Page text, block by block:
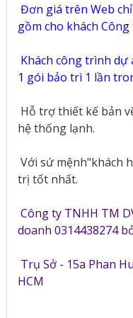
Đơn giá trên Web
gồm cho khách
Khách công trình
1 gói bảo trì 1 lần
Hỗ trợ thiết kế bản
hệ thống lạnh.
Với sứ mệnh"khách
trị tốt nhất.
Công ty TNHH TM
doanh 0314438274
Trụ Sở - 15a Phan
HCM